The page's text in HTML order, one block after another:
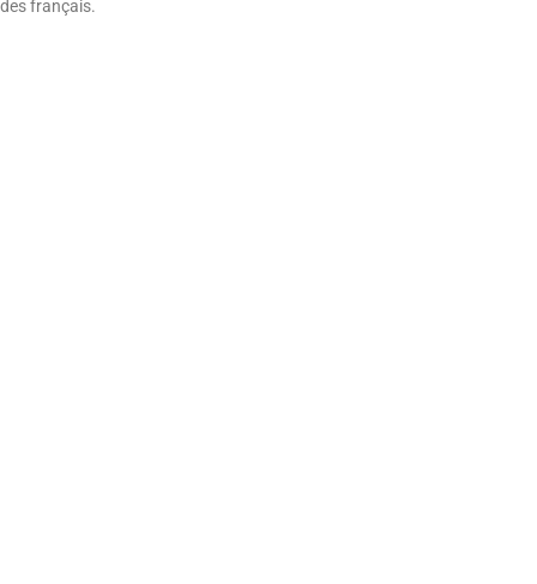
français.